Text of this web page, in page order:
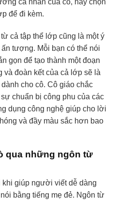
để đi kèm.
cả tập thể lớp cũng là một ý
tượng. Mỗi bạn có thể nói
gọn để tạo thành một đoạn
và đoàn kết của cả lớp sẽ là
cho cô. Cô giáo chắc
chuẩn bị công phu của các
dụng công nghệ giúp cho lời
và đầy màu sắc hơn bao
qua những ngôn từ
giúp người viết dễ dàng
bằng tiếng mẹ đẻ. Ngôn từ